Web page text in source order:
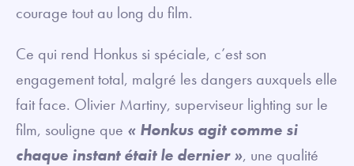
courage tout au long du film.
Ce qui rend Honkus si spéciale, c’est son
engagement total, malgré les dangers auxquels elle
fait face. Olivier Martiny, superviseur lighting sur le
film, souligne que « Honkus agit comme si
chaque instant était le dernier », une qualité